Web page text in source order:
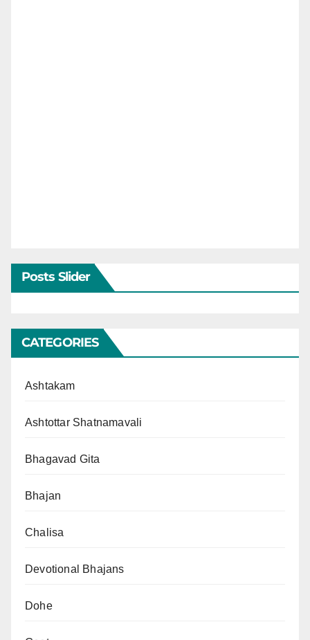
Posts Slider
CATEGORIES
Ashtakam
Ashtottar Shatnamavali
Bhagavad Gita
Bhajan
Chalisa
Devotional Bhajans
Dohe